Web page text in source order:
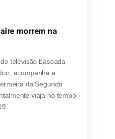
morrem na
televisão baseada
acompanha a
da Segunda
viaja no tempo